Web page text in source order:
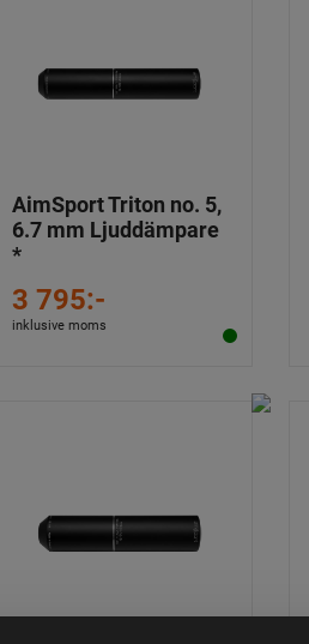
AimSport Triton no. 5,
6.7 mm Ljuddämpare
*
3 795:-
inklusive moms